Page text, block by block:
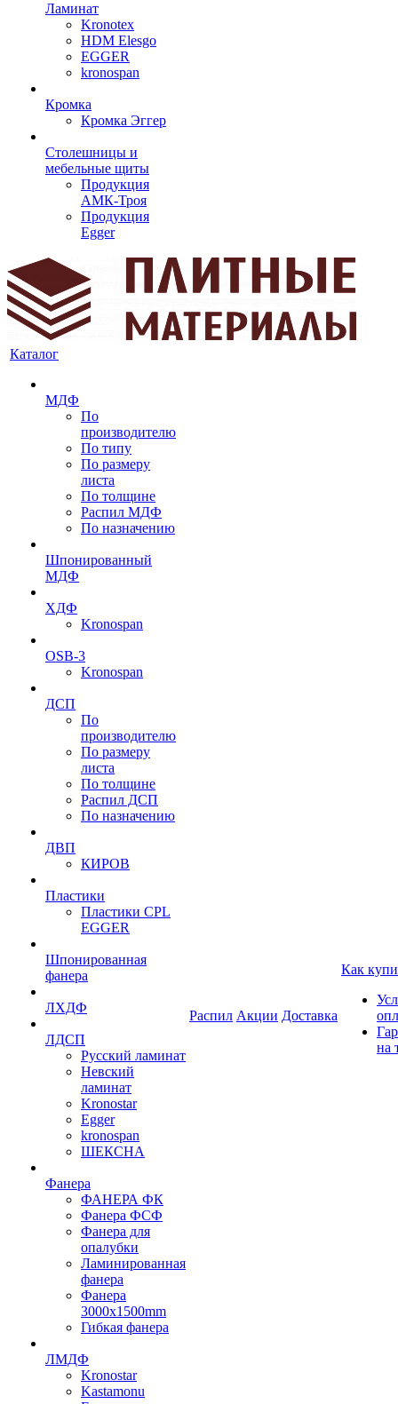
Ламинат
Kronotex
HDM Elesgo
EGGER
kronospan
Кромка
Кромка Эггер
Столешницы и
мебельные щиты
Продукция
АМК-Троя
Продукция
Egger
Каталог
МДФ
По
производителю
По типу
По размеру
листа
По толщине
Распил МДФ
По назначению
Шпонированный
МДФ
ХДФ
Kronospan
OSB-3
Kronospan
ДСП
По
производителю
По размеру
листа
По толщине
Распил ДСП
По назначению
ДВП
КИРОВ
Пластики
Пластики CPL
EGGER
Шпонированная
фанера
ЛХДФ
ЛДСП
Русский ламинат
Невский
ламинат
Kronostar
Egger
kronospan
ШЕКСНА
Фанера
ФАНЕРА ФК
Фанера ФСФ
Фанера для
опалубки
Ламинированная
фанера
Фанера
3000х1500mm
Гибкая фанера
ЛМДФ
Kronostar
Kastamonu
Распил Акции Доставка
Как
на